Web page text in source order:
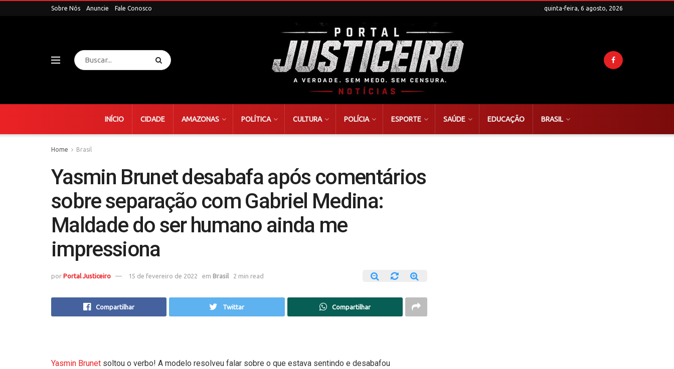
Sobre Nós Anuncie Fale Conosco quinta-feira, 6 agosto, 2026
INÍCIO CIDADE AMAZONAS POLÍTICA CULTURA POLÍCIA ESPORTE SAÚDE EDUCAÇÃO BRASIL
Home Brasil
Yasmin Brunet desabafa após comentários
sobre separação com Gabriel Medina:
Maldade do ser humano ainda me
impressiona
por Portal Justiceiro 15 de fevereiro de 2022 em Brasil 2 min read
Compartilhar Twittar Compartilhar
Yasmin Brunet soltou o verbo! A modelo resolveu falar sobre o que estava sentindo e desabafou